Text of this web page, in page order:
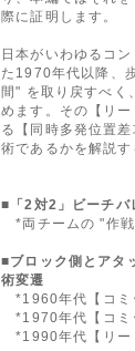
際に証明します。
日本がいわゆるコ
た1970年代以降、
間" を取り戻すべく
めます。その【リ
る【同時多発位置
術であるかを解説す
■「2対2」ビーチバ
*両チームの "作戦
■ブロック側とアタ
術変遷
*1960年代【コミ
*1970年代【コミ
*1990年代【リー